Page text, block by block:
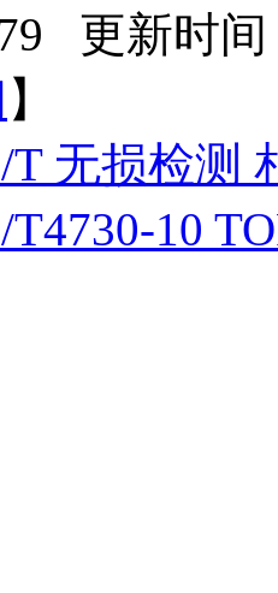
更新时
】
T 无损检测
T4730-10